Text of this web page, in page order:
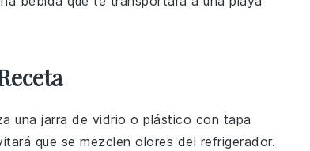
una jarra de vidrio o plástico con tapa
que se mezclen olores del refrigerador.